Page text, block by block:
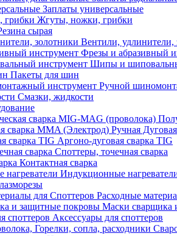
Заплаты универсальные
Жгуты, ножки, грибки
сырая
Вентили, удлинители,
Фрезы и абразивный
Шипы и
Пакеты для шин
Ручной
Смазки, жидкости
Ручная
Аргоно-дуговая сварка TIG
Споттеры, точечная сварка
Контактная сварка
Индукционные
Расходные
Маски сварщика
Аксессуары для споттеров